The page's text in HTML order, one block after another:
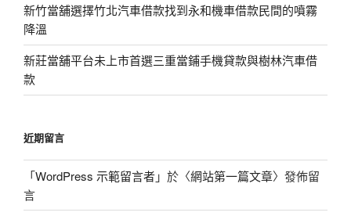
新竹當舖選擇竹北汽車借款找到永和機車借款民間的噴霧
降溫
新莊當舖平台未上市首選三重當鋪手機貸款與樹林汽車借
款
近期留言
「WordPress 示範留言者」於〈網站第一篇文章〉發佈留
言